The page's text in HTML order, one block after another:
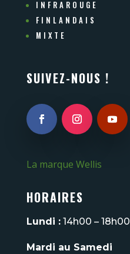
INFRAROUGE
FINLANDAIS
MIXTE
SUIVEZ-NOUS !
La marque Wellis
HORAIRES
Lundi :14h00 – 18h00
Mardi au Samedi